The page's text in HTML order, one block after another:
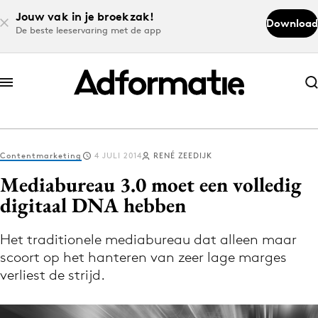
Jouw vak in je broekzak!
De beste leeservaring met de app
Download
Abonneer nu
Abonneer nu
Log in
Volg het laatste nieuws via de Adformatie
Nieuws app
Contentmarketing 4 JULI 2014 RENÉ ZEEDIJK
Mediabureau 3.0 moet een volledig
digitaal DNA hebben
Het traditionele mediabureau dat alleen maar
scoort op het hanteren van zeer lage marges
verliest de strijd.